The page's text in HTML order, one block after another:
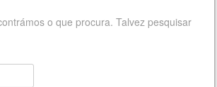
o que procura. Talvez pesquisar